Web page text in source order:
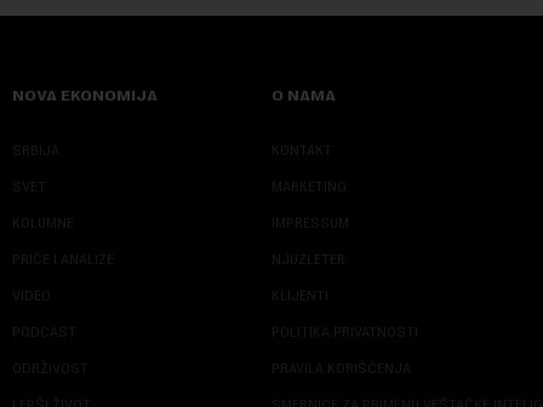
NOVA EKONOMIJA
SRBIJA
SVET
KOLUMNE
PRIČE I ANALIZE
VIDEO
PODCAST
ODRŽIVOST
O NAMA
KONTAKT
MARKETING
IMPRESSUM
NJUZLETER
KLIJENTI
POLITIKA PRIVATNOSTI
PRAVILA KORIŠĆENJA